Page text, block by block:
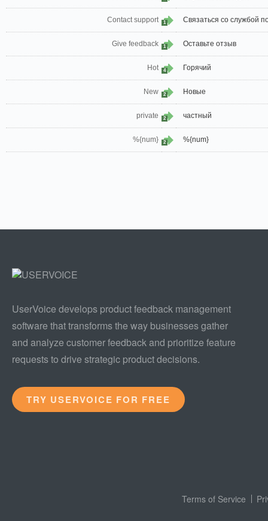
Contact support 1 Связаться со службой
Give feedback 1 Оставьте отзыв
Hot 4 Горячий
New 2 Новые
private 2 частный
%{num} 2 %{num}
UserVoice develops product feedback management
software that transforms the way businesses gather
and analyze customer feedback and prioritize feature
requests to drive strategic product decisions.
TRY USERVOICE FOR FREE
Terms of Service